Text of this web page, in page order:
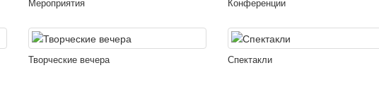
Творческие вечера Спектакли